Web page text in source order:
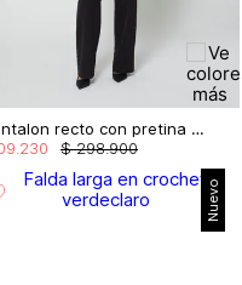
Pantalon recto con pretina en satin
$ 298.900
230
Nuevo